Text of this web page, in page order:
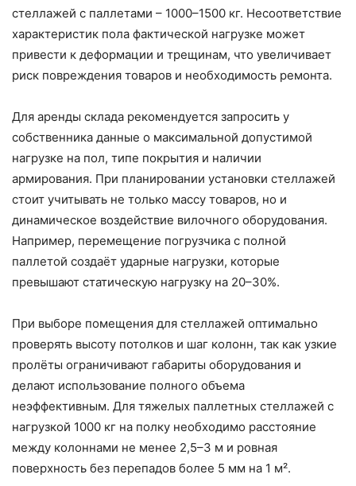
стеллажей с паллетами – 1000–1500 кг. Несоответствие
характеристик пола фактической нагрузке может
привести к деформации и трещинам, что увеличивает
риск повреждения товаров и необходимость ремонта.
Для аренды склада рекомендуется запросить у
собственника данные о максимальной допустимой
нагрузке на пол, типе покрытия и наличии
армирования. При планировании установки стеллажей
стоит учитывать не только массу товаров, но и
динамическое воздействие вилочного оборудования.
Например, перемещение погрузчика с полной
паллетой создаёт ударные нагрузки, которые
превышают статическую нагрузку на 20–30%.
При выборе помещения для стеллажей оптимально
проверять высоту потолков и шаг колонн, так как узкие
пролёты ограничивают габариты оборудования и
делают использование полного объема
неэффективным. Для тяжелых паллетных стеллажей с
нагрузкой 1000 кг на полку необходимо расстояние
между колоннами не менее 2,5–3 м и ровная
поверхность без перепадов более 5 мм на 1 м².